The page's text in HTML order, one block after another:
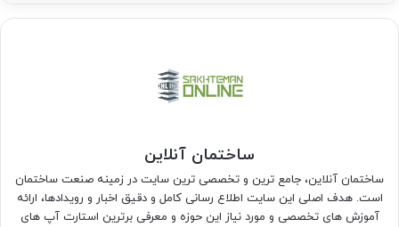
ساختمان آنلاین
ساختمان آنلاین، جامع ترین و تخصصی ترین سایت در زمینه صنعت ساختمان
است. هدف اصلی این سایت اطلاع رسانی کامل و دقیق اخبار و رویدادها، ارائه
آموزش های تخصصی و مورد نیاز این حوزه و معرفی برترین استارت آپ های